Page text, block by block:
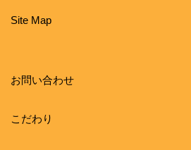
Site Map
お問い合わせ
こだわり